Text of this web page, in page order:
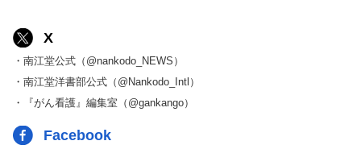
X
・南江堂公式（@nankodo_NEWS）
・南江堂洋書部公式（@Nankodo_Intl）
・『がん看護』編集室（@gankango）
Facebook